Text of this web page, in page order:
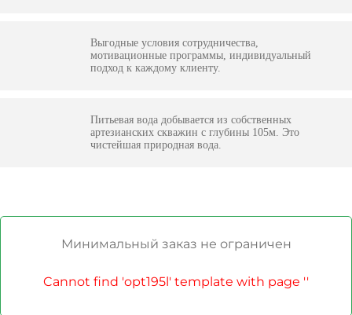
Выгодные условия сотрудничества,
мотивационные программы, индивидуальный
подход к каждому клиенту.
Питьевая вода добывается из собственных
артезианских скважин с глубины 105м. Это
чистейшая природная вода.
Минимальный заказ не ограничен
Cannot find 'opt195l' template with page ''